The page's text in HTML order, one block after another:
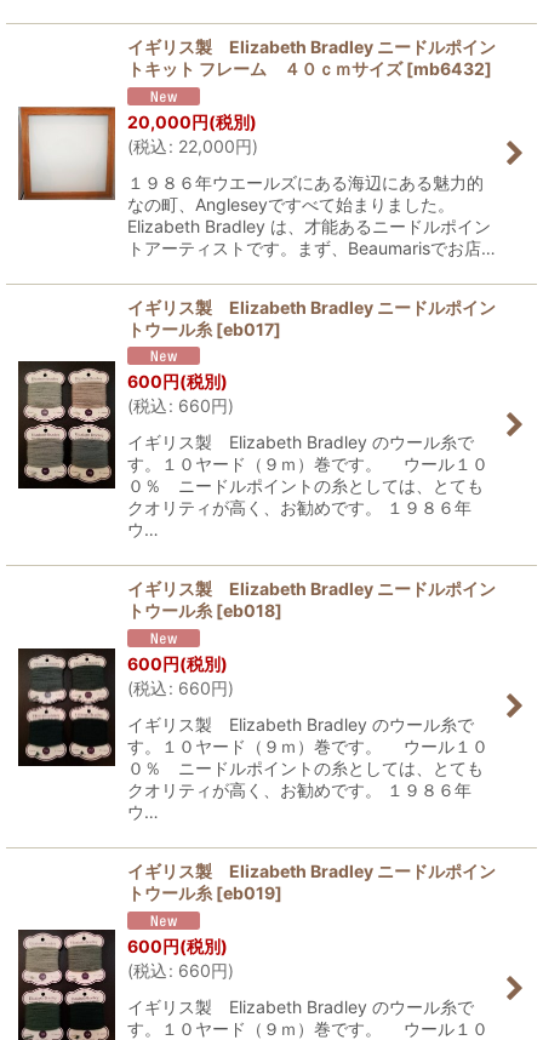
イギリス製 Elizabeth Bradley ニードルポイン
トキット フレーム ４０ｃｍサイズ [mb6432]
20,000円(税別)
(税込: 22,000円)
１９８６年ウエールズにある海辺にある魅力的
なの町、Angleseyですべて始まりました。
Elizabeth Bradley は、才能あるニードルポイン
トアーティストです。まず、Beaumarisでお店…
イギリス製 Elizabeth Bradley ニードルポイン
トウール糸 [eb017]
600 円(税別)
(税込: 660円)
イギリス製 Elizabeth Bradley のウール糸で
す。１０ヤード（９ｍ）巻です。 ウール１０
０％ ニードルポイントの糸としては、とても
クオリティが高く、お勧めです。 １９８６年
ウ…
イギリス製 Elizabeth Bradley ニードルポイン
トウール糸 [eb018]
600円(税別)
(税込: 660円)
イギリス製 Elizabeth Bradley のウール糸で
す。１０ヤード（９ｍ）巻です。 ウール１０
０％ ニードルポイントの糸としては、とても
クオリティが高く、お勧めです。 １９８６年
ウ…
イギリス製 Elizabeth Bradley ニードルポイン
トウール糸 [eb019]
600円(税別)
(税込: 660円)
イギリス製 Elizabeth Bradley のウール糸で
す。１０ヤード（９ｍ）巻です。 ウール１０